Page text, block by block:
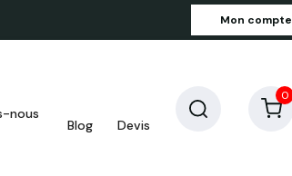
Mon compte
blog devis
0